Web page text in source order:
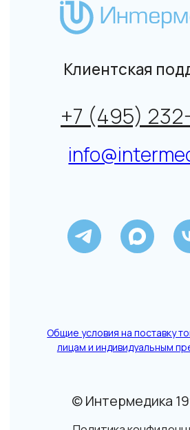
© Интермедика 1999–2026
Политика конфиденциальности
Данный сайт не является СМИ. Представленная
информация не является публичной офертой.
Подробнее
лицам и индивидуальным предпринимателям